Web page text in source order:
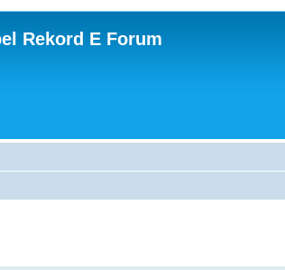
Rekord E Forum